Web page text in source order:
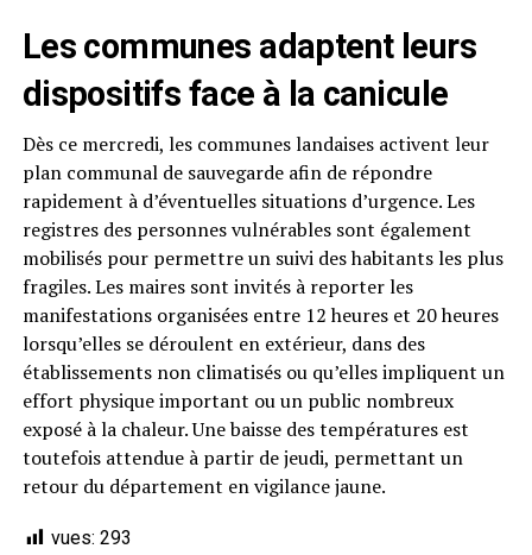
Les communes adaptent leurs
dispositifs face à la canicule
Dès ce mercredi, les communes landaises activent leur
plan communal de sauvegarde afin de répondre
rapidement à d’éventuelles situations d’urgence. Les
registres des personnes vulnérables sont également
mobilisés pour permettre un suivi des habitants les plus
fragiles. Les maires sont invités à reporter les
manifestations organisées entre 12 heures et 20 heures
lorsqu’elles se déroulent en extérieur, dans des
établissements non climatisés ou qu’elles impliquent un
effort physique important ou un public nombreux
exposé à la chaleur. Une baisse des températures est
toutefois attendue à partir de jeudi, permettant un
retour du département en vigilance jaune.
vues: 293